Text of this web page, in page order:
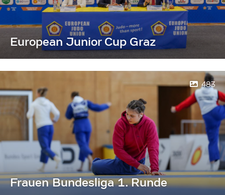
European Junior Cup Graz
483
Frauen Bundesliga 1. Runde